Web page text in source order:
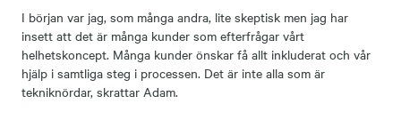
I början var jag, som många andra, lite skeptisk men jag har
insett att det är många kunder som efterfrågar vårt
helhetskoncept. Många kunder önskar få allt inkluderat och vår
hjälp i samtliga steg i processen. Det är inte alla som är
tekniknördar, skrattar Adam.